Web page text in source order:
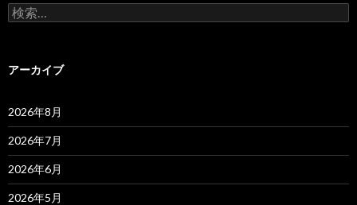
検
索:
アーカイブ
2026年8月
2026年7月
2026年6月
2026年5月